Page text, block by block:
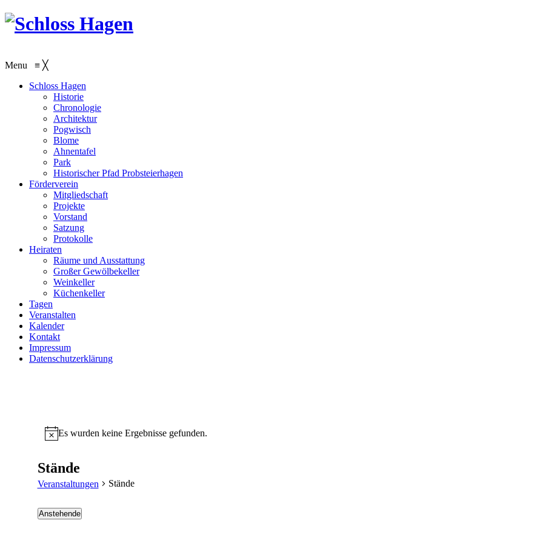
Menu ≡ ╳
Schloss Hagen
Historie
Chronologie
Architektur
Pogwisch
Blome
Ahnentafel
Park
Historischer Pfad Probsteierhagen
Förderverein
Mitgliedschaft
Projekte
Vorstand
Satzung
Protokolle
Heiraten
Räume und Ausstattung
Großer Gewölbekeller
Weinkeller
Küchenkeller
Tagen
Veranstalten
Kalender
Kontakt
Impressum
Datenschutzerklärung
Es wurden keine Ergebnisse gefunden.
Stände
Veranstaltungen Stände
Anstehende